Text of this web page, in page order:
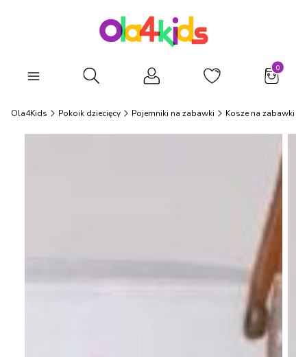
Otwórz wyszukiwarkę
Ola4Kids Pokoik dziecięcy Pojemniki na zabawki Kosze na zabawki